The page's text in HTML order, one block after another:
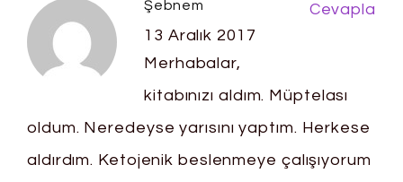
Şebnem
13 Aralık 2017
Merhabalar,
kitabınızı aldım. Müptelası
oldum. Neredeyse yarısını yaptım. Herkese
aldırdım. Ketojenik beslenmeye çalışıyorum
Cevapla